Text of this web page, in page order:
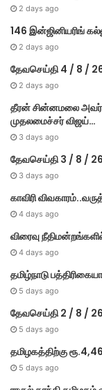
2 days ago
146 இன்ஜினியரிங்
2 days ago
தேவசெய்தி 4 / 8 /
2 days ago
தீரன் சின்னமலை
முதலமைச்சர் விஜய்…
3 days ago
தேவசெய்தி 3 / 8 / 26
3 days ago
காவிரி
4 days ago
விரைவு
4 days ago
தமிழ்நாடு
5 days ago
தேவசெய்தி 2 / 8 / 26
5 days ago
தமிழகத்திற்கு
5 days ago